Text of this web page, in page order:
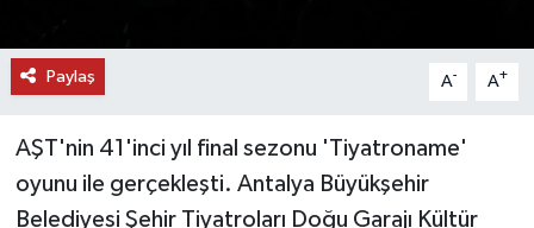
Paylaş A- A+
AŞT'nin 41'inci yıl final sezonu 'Tiyatroname'
oyunu ile gerçekleşti. Antalya Büyükşehir
Belediyesi Şehir Tiyatroları Doğu Garajı Kültür
VİDEO HABERLER